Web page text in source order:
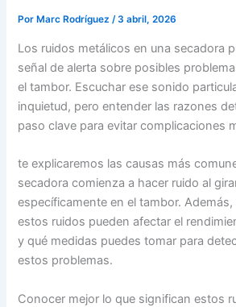
Por Marc Rodríguez/3 abril, 2026
Los ruidos metálicos en una secadora
señal de alerta sobre posibles
el tambor. Escuchar ese sonido
inquietud, pero entender las razones
paso clave para evitar complicaciones
te explicaremos las causas más
secadora comienza a hacer ruido al
específicamente en el tambor.
estos ruidos pueden afectar el
y qué medidas puedes tomar para
estos problemas.
Conocer mejor lo que significan estos